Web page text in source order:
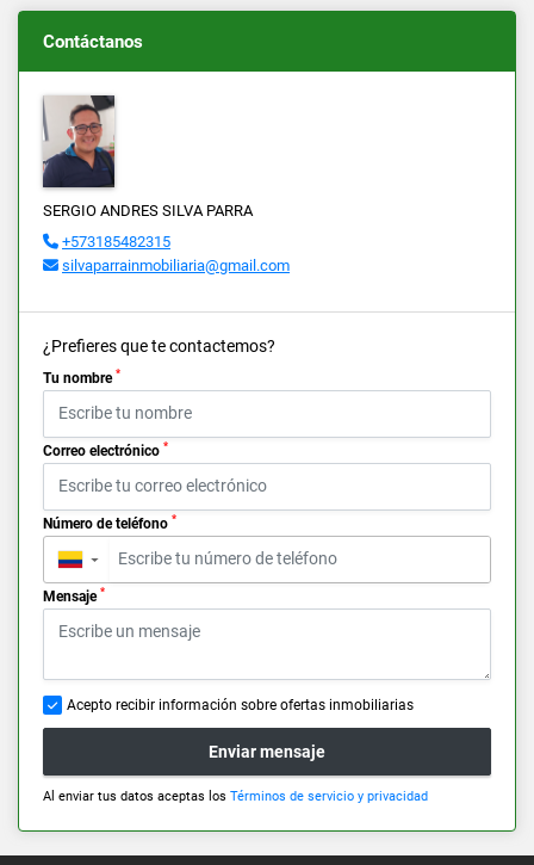
Contáctanos
SERGIO ANDRES SILVA PARRA
+573185482315
silvaparrainmobiliaria@gmail.com
¿Prefieres que te contactemos?
Tu nombre *
Correo electrónico *
Número de teléfono *
▼
Mensaje *
Acepto recibir información sobre ofertas inmobiliarias
Enviar mensaje
Al enviar tus datos aceptas los Términos de servicio y privacidad